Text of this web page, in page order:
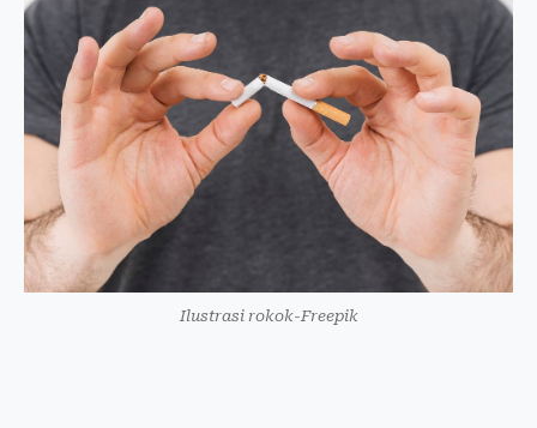
Ilustrasi rokok-Freepik